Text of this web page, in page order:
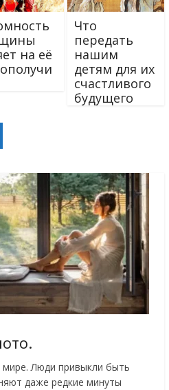
на её
Что
передать
нашим
детям для их
счастливого
будущего
Люди привыкли быть
даже редкие минуты